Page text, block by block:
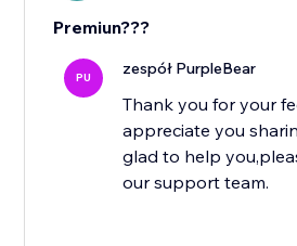
Premiun???
PU zespół PurpleBear
Thank you for your
appreciate you
glad to help
our support team.